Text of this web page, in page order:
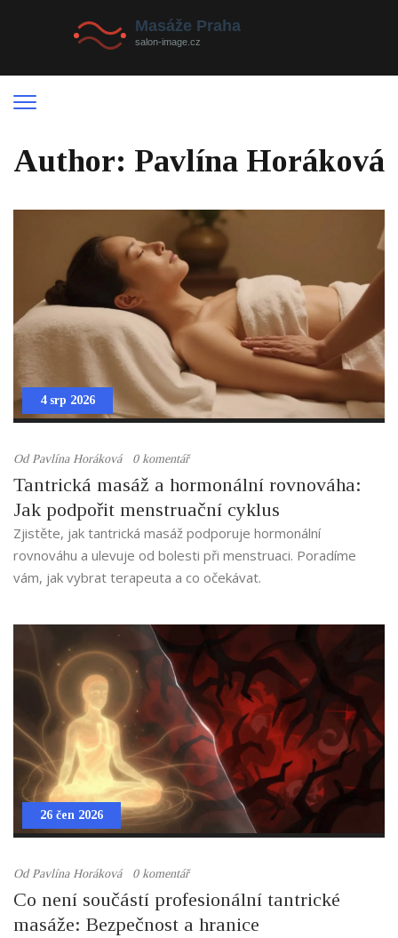
Author: Pavlína Horáková
4 srp 2026
OdPavlína Horáková 0 komentář
Tantrická masáž a hormonální rovnováha:
Jak podpořit menstruační cyklus
Zjistěte, jak tantrická masáž podporuje hormonální
rovnováhu a ulevuje od bolesti při menstruaci. Poradíme
vám, jak vybrat terapeuta a co očekávat.
26 čen 2026
OdPavlína Horáková 0 komentář
Co není součástí profesionální tantrické
masáže: Bezpečnost a hranice